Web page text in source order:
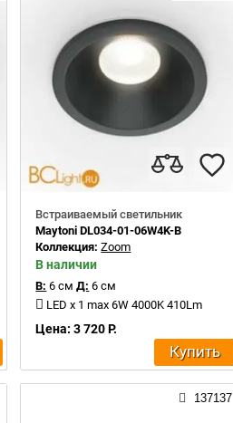
Встраиваемый светильник
Maytoni DL034-01-06W4K-B
Коллекция:Zoom
В наличии
В: 6 см Д: 6 см
LED x 1 max 6W 4000K 410Lm
Цена: 3 720 Р.
Купить
137137